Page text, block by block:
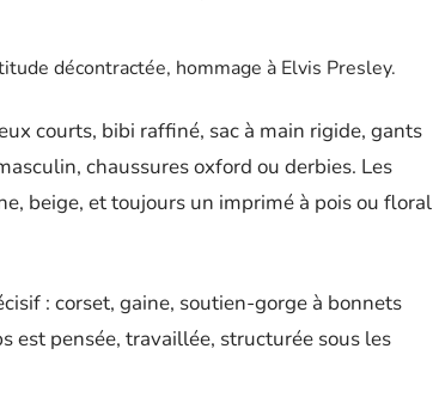
décontractée, hommage à Elvis Presley.
courts, bibi raffiné, sac à main rigide, gants
chaussures oxford ou derbies. Les
beige, et toujours un imprimé à pois ou floral
: corset, gaine, soutien-gorge à bonnets
est pensée, travaillée, structurée sous les